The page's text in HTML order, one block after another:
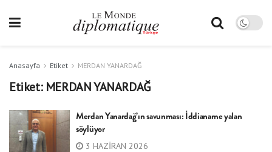
Anasayfa Etiket MERDAN YANARDAĞ
Etiket: MERDAN YANARDAĞ
Merdan Yanardağ’ın savunması: İddianame yalan
söylüyor
3 HAZIRAN 2026